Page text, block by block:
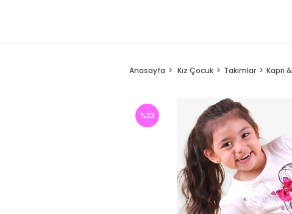
Anasayfa Kız Çocuk Takımlar Kapri
%23